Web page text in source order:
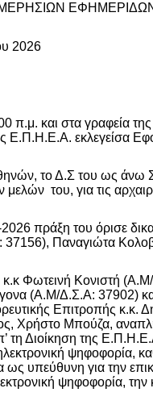
2026
π.μ. και στα γραφεία
Ε.Π.Η.Ε.Α. εκλεγείσα
το Δ.Σ του ως άνω
του, για τις
πράξη του όρισε
37156), Παναγιώτα
κ.κ Φωτεινή Κονιστή
(Α.Μ/Δ.Σ.Α: 37902)
Επιτροπής κ.κ.
Χρήστο Μπούζα,
τη Διοίκηση της
ψηφοφορία,
υπεύθυνη για την
ψηφοφορία, την